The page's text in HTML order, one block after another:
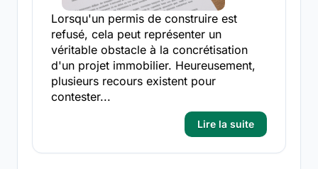
Lorsqu'un permis de construire est
refusé, cela peut représenter un
véritable obstacle à la concrétisation
d'un projet immobilier. Heureusement,
plusieurs recours existent pour
contester...
Lire la suite